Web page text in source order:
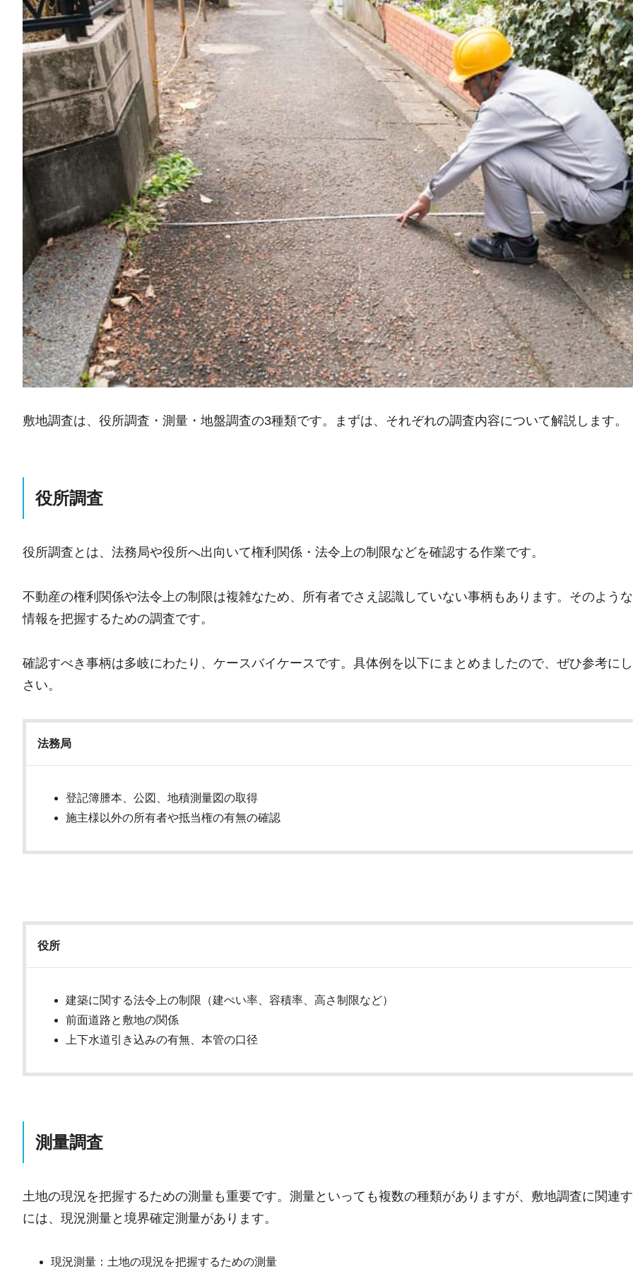
敷地調査は、役所調査・測量・地盤調査の3種類です。まずは、それぞれの調査内容について解説します。
役所調査
役所調査とは、法務局や役所へ出向いて権利関係・法令上の制限などを確認する作業です。
不動産の権利関係や法令上の制限は複雑なため、所有者でさえ認識していない事柄もあります。そのよう
情報を把握するための調査です。
確認すべき事柄は多岐にわたり、ケースバイケースです。具体例を以下にまとめましたので、ぜひ参考に
さい。
法務局
登記簿謄本、公図、地積測量図の取得
施主様以外の所有者や抵当権の有無の確認
役所
建築に関する法令上の制限（建ぺい率、容積率、高さ制限など）
前面道路と敷地の関係
上下水道引き込みの有無、本管の口径
測量調査
土地の現況を把握するための測量も重要です。測量といっても複数の種類がありますが、敷地調査に関連
には、現況測量と境界確定測量があります。
現況測量：土地の現況を把握するための測量